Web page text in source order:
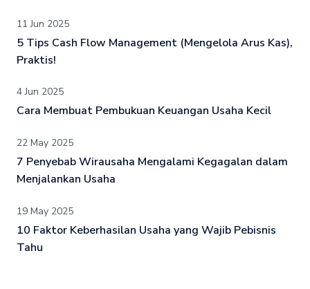
11 Jun 2025
5 Tips Cash Flow Management (Mengelola Arus Kas),
Praktis!
4 Jun 2025
Cara Membuat Pembukuan Keuangan Usaha Kecil
22 May 2025
7 Penyebab Wirausaha Mengalami Kegagalan dalam
Menjalankan Usaha
19 May 2025
10 Faktor Keberhasilan Usaha yang Wajib Pebisnis
Tahu